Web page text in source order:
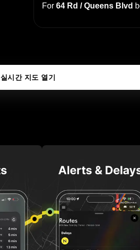
For64 Rd / Queens Blvd
63 Dr-Rego Park
실시간 지도 열기